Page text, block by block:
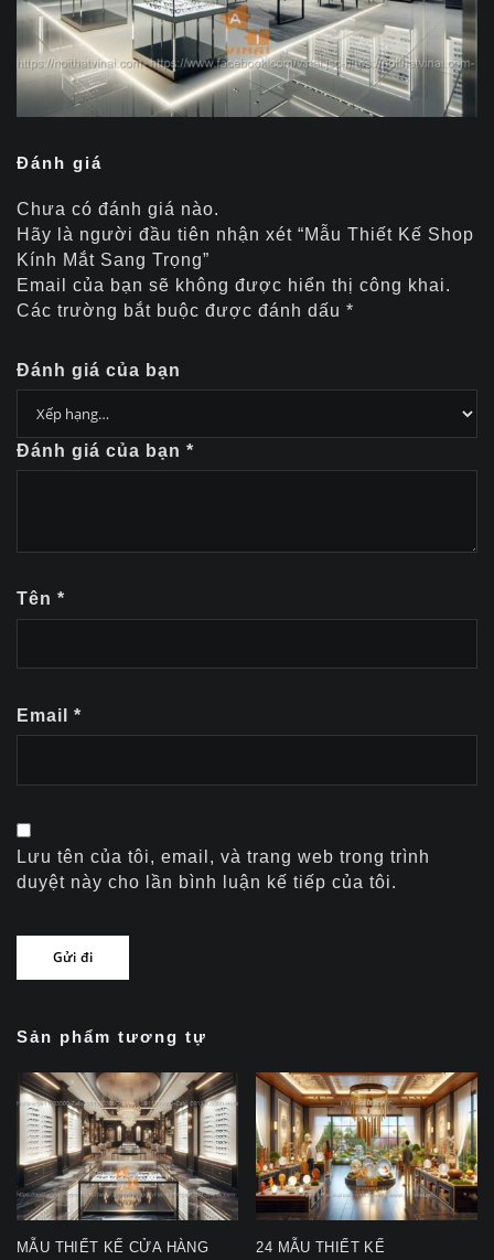
Đánh giá
Chưa có đánh giá nào.
Hãy là người đầu tiên nhận xét “Mẫu Thiết Kế Shop
Kính Mắt Sang Trọng”
Email của bạn sẽ không được hiển thị công khai.
Các trường bắt buộc được đánh dấu *
Đánh giá của bạn
Đánh giá của bạn *
Tên *
Email *
Lưu tên của tôi, email, và trang web trong trình
duyệt này cho lần bình luận kế tiếp của tôi.
Sản phẩm tương tự
MẪU THIẾT KẾ CỬA HÀNG
24 MẪU THIẾT KẾ